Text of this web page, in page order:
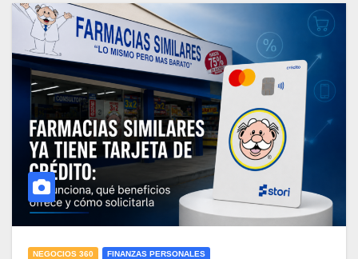
NEGOCIOS 360 FINANZAS PERSONALES